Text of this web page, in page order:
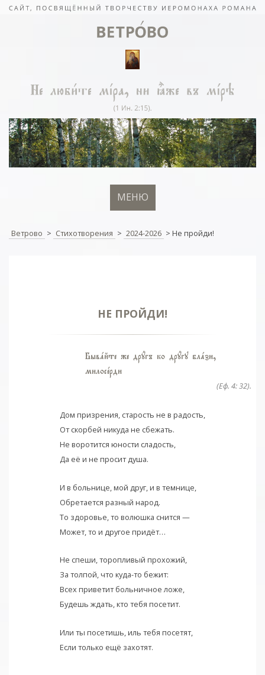
МЕНЮ
Ветрово > Стихотворения > 2024-2026 > Не пройди!
НЕ ПРОЙДИ!
Бывaйте же дрyгъ ко дрyгу блaзи,
милосeрди
(Еф. 4: 32).
Дом призрения, старость не в радость,
От скорбей никуда не сбежать.
Не воротится юности сладость,
Да её и не просит душа.
И в больнице, мой друг, и в темнице,
Обретается разный народ.
То здоровье, то волюшка снится —
Может, то и другое придёт…
Не спеши, торопливый прохожий,
За толпой, что куда-то бежит:
Всех приветит больничное ложе,
Будешь ждать, кто тебя посетит.
Или ты посетишь, иль тебя посетят,
Если только ещё захотят.